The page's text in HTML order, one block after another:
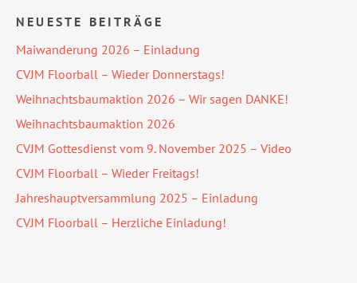
NEUESTE BEITRÄGE
Maiwanderung 2026 – Einladung
CVJM Floorball – Wieder Donnerstags!
Weihnachtsbaumaktion 2026 – Wir sagen DANKE!
Weihnachtsbaumaktion 2026
CVJM Gottesdienst vom 9. November 2025 – Video
CVJM Floorball – Wieder Freitags!
Jahreshauptversammlung 2025 – Einladung
CVJM Floorball – Herzliche Einladung!